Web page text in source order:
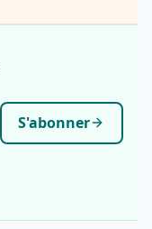
S'abonner